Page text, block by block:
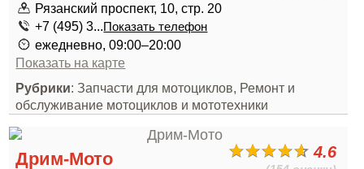
Рязанский проспект, 10, стр. 20
+7 (495) 3...Показать телефон
ежедневно, 09:00–20:00
Показать на карте
Рубрики: Запчасти для мотоциклов, Ремонт и
обслуживание мотоциклов и мототехники
4.6
Дрим-Мото